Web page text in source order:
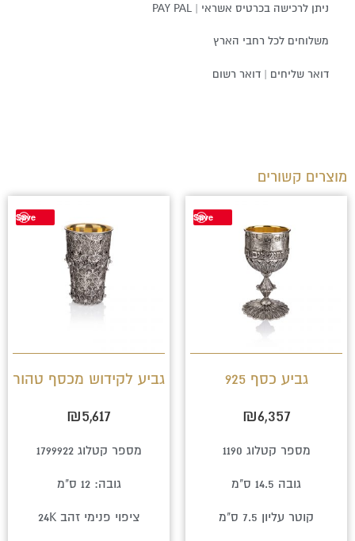
ניתן לרכישה בכרטיס אשראי | PAY PAL
משלוחים לכל רחבי הארץ
דואר שליחים | דואר רשום
מוצרים קשורים
Save
גביע כסף 925
₪6,357
מספר קטלוג 1190
גובה 14.5 ס"מ
קוטר עליון 7.5 ס"מ
Save
גביע לקידוש מכסף טהור
₪5,617
מספר קטלוג 1799922
גובה: 12 ס"מ
ציפוי פנימי זהב 24K